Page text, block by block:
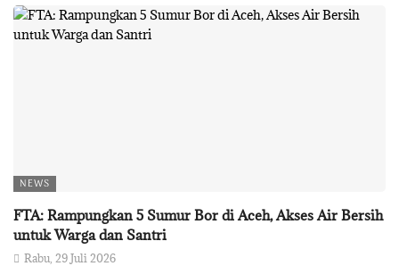
NEWS
FTA: Rampungkan 5 Sumur Bor di Aceh, Akses Air Bersih
untuk Warga dan Santri
Rabu, 29 Juli 2026